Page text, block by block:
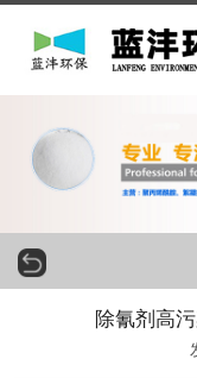
除氰剂高